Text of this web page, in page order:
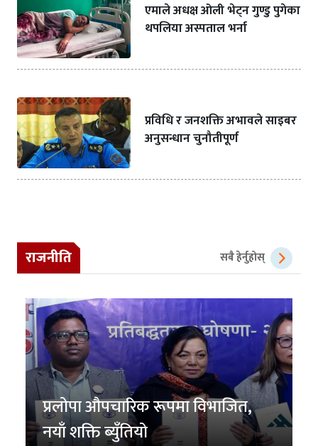
एमाले अधक्ष ओली भेट्न गुण्डु पुगेका
थपलिया अस्पताल भर्ना
प्रविधि र जनशक्ति अभावले साइबर
अनुसन्धान चुनौतीपूर्ण
राजनीति सबै हेर्नुहोस्
प्रलोपा औपचारिक रूपमा विभाजित,
नयाँ शक्ति ब्युँतियो